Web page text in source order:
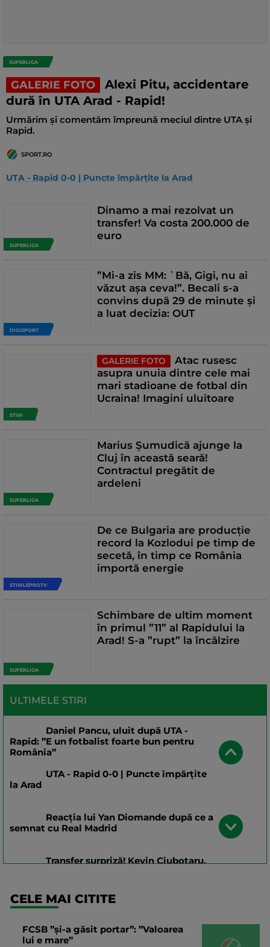
SUPERLIGA
GALERIE FOTO
Alexi Pitu, accidentare
dură în UTA Arad - Rapid!
Urmărim și comentăm împreună meciul dintre UTA și
Rapid.
SPORT.RO
UTA - Rapid 0-0 | Puncte împărțite la Arad
SUPERLIGA
Dinamo a mai rezolvat un
transfer! Va costa 200.000 de
euro
DIGISPORT
”Mi-a zis MM: `Bă, Gigi, nu ai
văzut așa ceva!”. Becali s-a
convins după 29 de minute și
a luat decizia: OUT
STIRI
GALERIE FOTO
Atac rusesc
asupra unuia dintre cele mai
mari stadioane de fotbal din
Ucraina! Imagini uluitoare
SUPERLIGA
Marius Șumudică ajunge la
Cluj în această seară!
Contractul pregătit de
ardeleni
STIRILEPROTV
De ce Bulgaria are producție
record la Kozlodui pe timp de
secetă, în timp ce România
importă energie
SUPERLIGA
Schimbare de ultim moment
în primul ”11” al Rapidului la
Arad! S-a ”rupt” la încălzire
ULTIMELE STIRI
Daniel Pancu, uluit după UTA -
Rapid: ”E un fotbalist foarte bun pentru
România”
UTA - Rapid 0-0 | Puncte împărțite
la Arad
Reacția lui Yan Diomande după ce a
semnat cu Real Madrid
Transfer surpriză! Kevin Ciubotaru,
Alexi Pitu, accidentare dură în UTA
CELE MAI CITITE
FCSB ”și-a găsit portar”: ”Valoarea
lui e mare”